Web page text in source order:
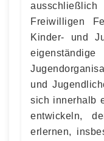
Freiwilligen
Kinder- und
und
sich innerhalb
entwickeln,
erlernen,